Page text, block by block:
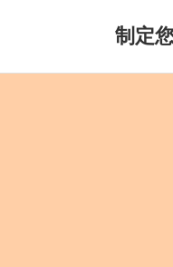
制定